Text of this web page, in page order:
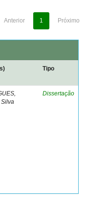
Anterior 1 Próximo
Tipo
Silva
Dissertação